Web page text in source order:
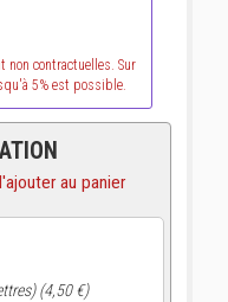
contractuelles. Sur
5% est possible.
au panier
(4,50 €)